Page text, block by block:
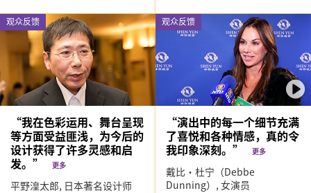
观众反馈
“我在色彩运用、舞台呈现
等方面受益匪浅，为今后的
设计获得了许多灵感和启
发。”
更多
平野湟太郎, 日本著名设计师
观众反馈
“演出中的每一个细节充满
了喜悦和各种情感，真的令
我印象深刻。”更多
戴比‧杜宁（Debbe
Dunning）,女演员